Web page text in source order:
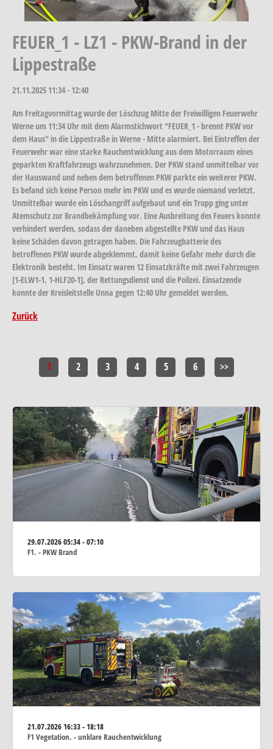
FEUER_1 - LZ1 - PKW-Brand in der
Lippestraße
21.11.2025 11:34 - 12:40
Am Freitagvormittag wurde der Löschzug Mitte der Freiwilligen Feuerwehr
Werne um 11:34 Uhr mit dem Alarmstichwort "FEUER_1 - brennt PKW vor
dem Haus" in die Lippestraße in Werne - Mitte alarmiert. Bei Eintreffen der
Feuerwehr war eine starke Rauchentwicklung aus dem Motorraum eines
geparkten Kraftfahrzeugs wahrzunehmen. Der PKW stand unmittelbar vor
der Hauswand und neben dem betroffenen PKW parkte ein weiterer PKW.
Es befand sich keine Person mehr im PKW und es wurde niemand verletzt.
Unmittelbar wurde ein Löschangriff aufgebaut und ein Trupp ging unter
Atemschutz zur Brandbekämpfung vor. Eine Ausbreitung des Feuers konnte
verhindert werden, sodass der daneben abgestellte PKW und das Haus
keine Schäden davon getragen haben. Die Fahrzeugbatterie des
betroffenen PKW wurde abgeklemmt, damit keine Gefahr mehr durch die
Elektronik besteht. Im Einsatz waren 12 Einsatzkräfte mit zwei Fahrzeugen
[1-ELW1-1, 1-HLF20-1], der Rettungsdienst und die Polizei. Einsatzende
konnte der Kreisleitstelle Unna gegen 12:40 Uhr gemeldet werden.
Zurück
1 2 3 4 5 6 >>
29.07.202605:34 - 07:10
F1. - PKW Brand
21.07.202616:33 - 18:18
F1 Vegetation. - unklare Rauchentwicklung